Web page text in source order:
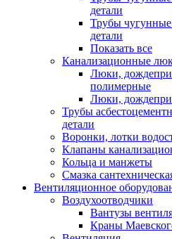
детали
Трубы
детали
Показать все
Канализационные
Люки,
полимерные
Люки,
Трубы
детали
Воронки, лотки
Клапаны
Кольца и манжеты
Смазка
Вентиляционное
Воздухоотводчики
Вантузы
Краны